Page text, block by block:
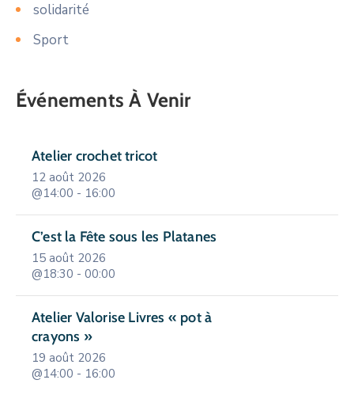
solidarité
Sport
Événements À Venir
Atelier crochet tricot
12 août 2026
@14:00 - 16:00
C’est la Fête sous les Platanes
15 août 2026
@18:30 - 00:00
Atelier Valorise Livres « pot à
crayons »
19 août 2026
@14:00 - 16:00